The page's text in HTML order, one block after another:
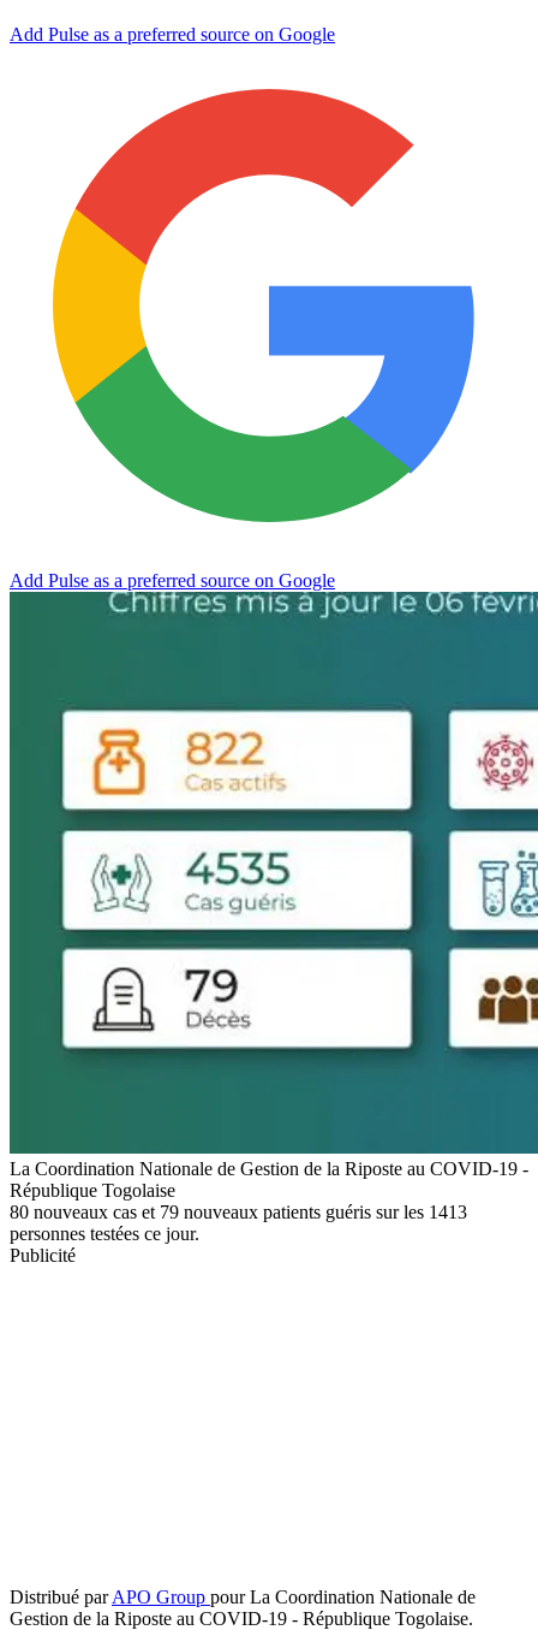
Add Pulse as a preferred source on Google
Add Pulse as a preferred source on Google
La Coordination Nationale de Gestion de la Riposte au COVID-19 -
République Togolaise
80 nouveaux cas et 79 nouveaux patients guéris sur les 1413
personnes testées ce jour.
Publicité
Distribué parAPO Group pour La Coordination Nationale de
Gestion de la Riposte au COVID-19 - République Togolaise.